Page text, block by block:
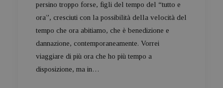
persino troppo forse, figli del tempo del “tutto e
ora”, cresciuti con la possibilità della velocità del
tempo che ora abitiamo, che è benedizione e
dannazione, contemporaneamente. Vorrei
viaggiare di più ora che ho più tempo a
disposizione, ma in…